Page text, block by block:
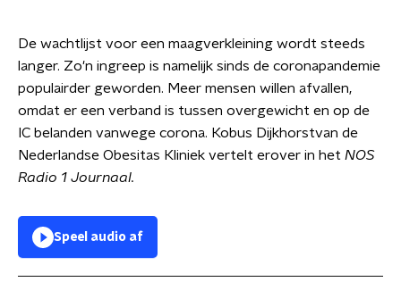
De wachtlijst voor een maagverkleining wordt steeds
langer. Zo'n ingreep is namelijk sinds de coronapandemie
populairder geworden. Meer mensen willen afvallen,
omdat er een verband is tussen overgewicht en op de
IC belanden vanwege corona. Kobus Dijkhorstvan de
Nederlandse Obesitas Kliniek vertelt erover in het NOS
Radio 1 Journaal.
Speel audio af